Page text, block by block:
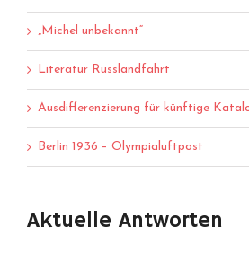
„Michel unbekannt“
Literatur Russlandfahrt
Ausdifferenzierung für künftige
Berlin 1936 – Olympialuftpost
Aktuelle Antworten